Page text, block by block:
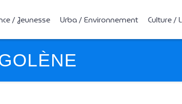
/ Jeunesse Urba / Environnement Culture /